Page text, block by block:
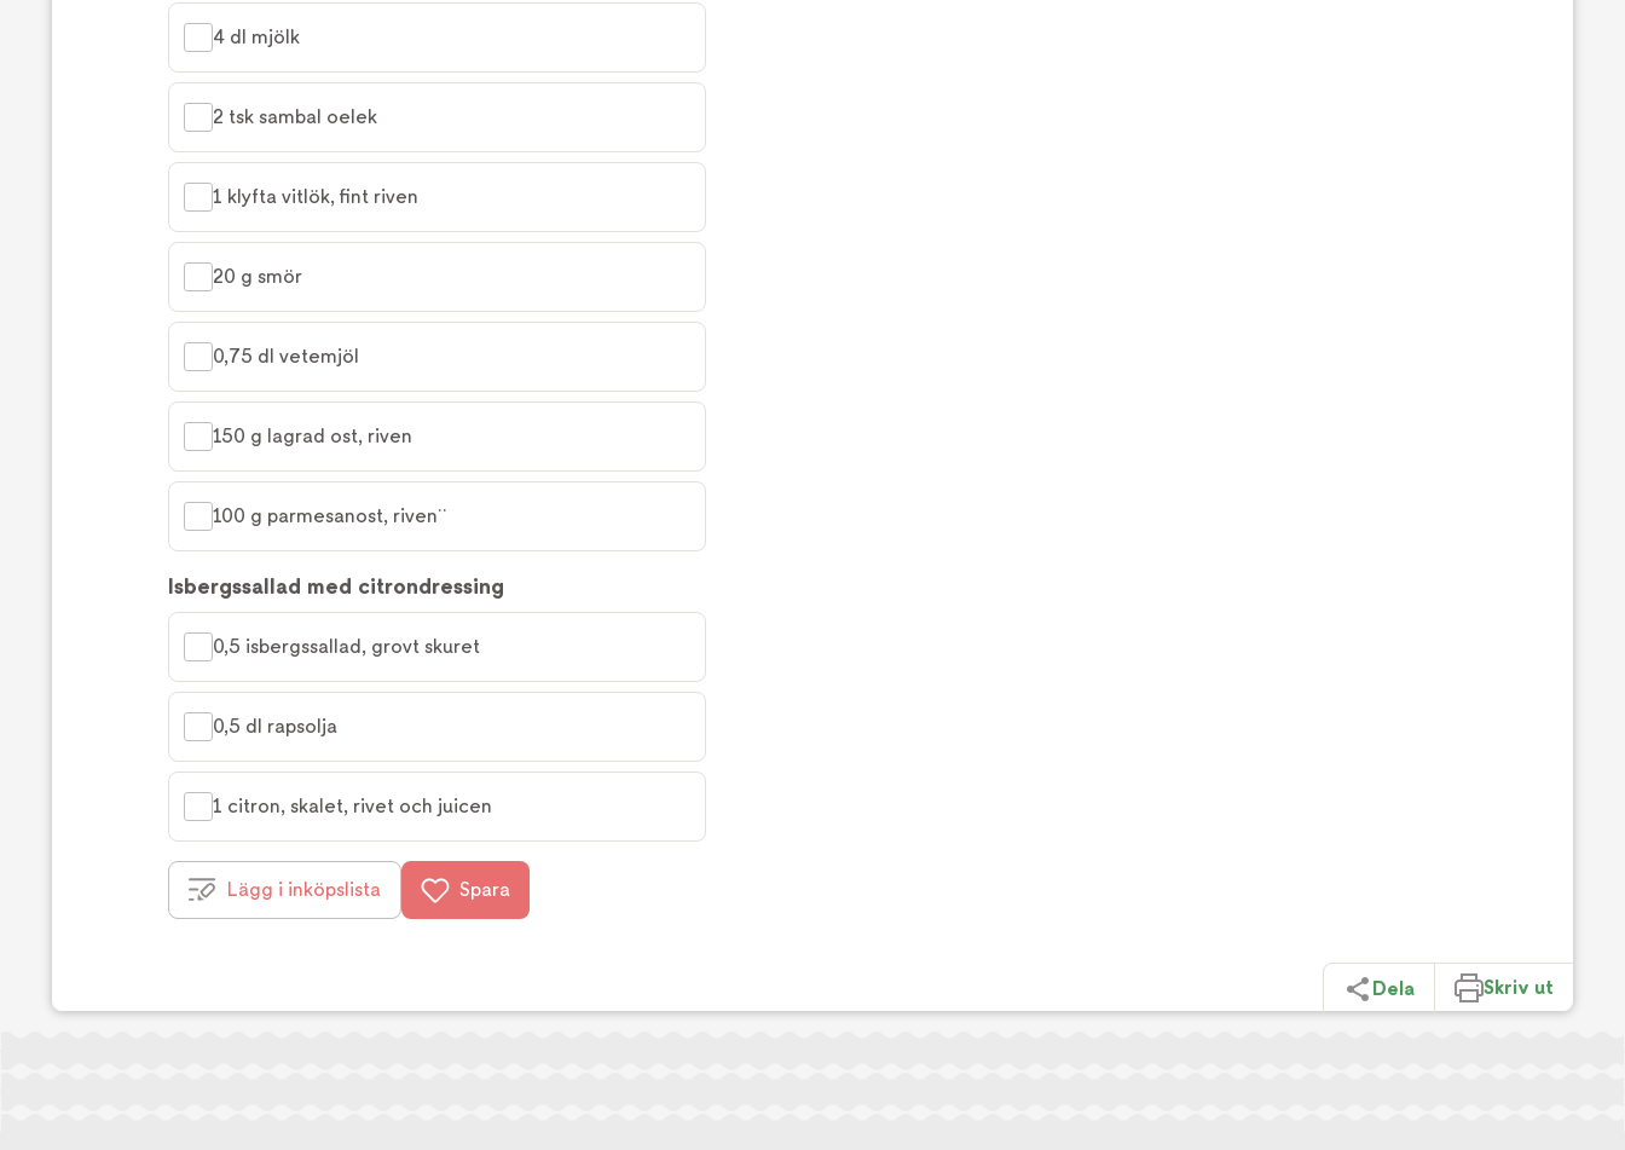
4 dl mjölk
2 tsk sambal oelek
1 klyfta vitlök, fint riven
20 g smör
0,75 dl vetemjöl
150 g lagrad ost, riven
100 g parmesanost, riven¨
Isbergssallad med citrondressing
0,5 isbergssallad, grovt skuret
0,5 dl rapsolja
1 citron, skalet, rivet och juicen
Lägg i inköpslista Spara
Dela Skriv ut